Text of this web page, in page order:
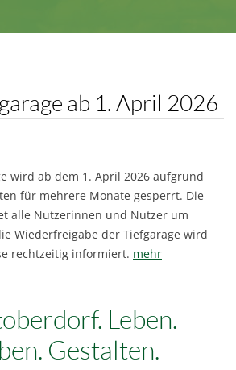
ab 1. April 2026
wird ab dem 1. April 2026 aufgrund
für mehrere Monate gesperrt. Die
alle Nutzerinnen und Nutzer um
Wiederfreigabe der Tiefgarage wird
rechtzeitig informiert. mehr
Leben.
Gestalten.